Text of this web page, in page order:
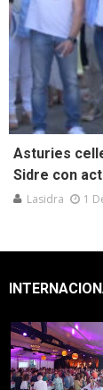
Asturies
Sidre con
Lasidra 1